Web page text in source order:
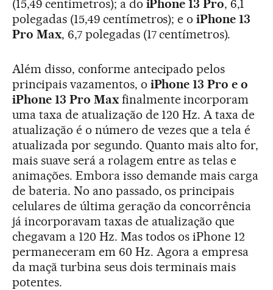
(15,49 centímetros); a do iPhone 13 Pro, 6,1
polegadas (15,49 centímetros); e oiPhone 13
Pro Max, 6,7 polegadas (17 centímetros).
Além disso, conforme antecipado pelos
principais vazamentos, o iPhone 13 Pro e o
iPhone 13 Pro Max finalmente incorporam
uma taxa de atualização de 120 Hz. A taxa de
atualização é o número de vezes que a tela é
atualizada por segundo. Quanto mais alto for,
mais suave será a rolagem entre as telas e
animações. Embora isso demande mais carga
de bateria. No ano passado, os principais
celulares de última geração da concorrência
já incorporavam taxas de atualização que
chegavam a 120 Hz. Mas todos os iPhone 12
permaneceram em 60 Hz. Agora a empresa
da maçã turbina seus dois terminais mais
potentes.